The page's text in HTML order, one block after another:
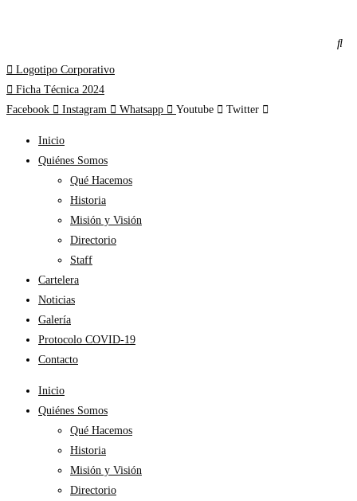
Logotipo Corporativo
Ficha Técnica 2024
Facebook
Instagram Whatsapp Youtube Twitter
Inicio
Quiénes Somos
Qué Hacemos
Historia
Misión y Visión
Directorio
Staff
Cartelera
Noticias
Galería
Protocolo COVID-19
Contacto
Inicio
Quiénes Somos
Qué Hacemos
Historia
Misión y Visión
Directorio